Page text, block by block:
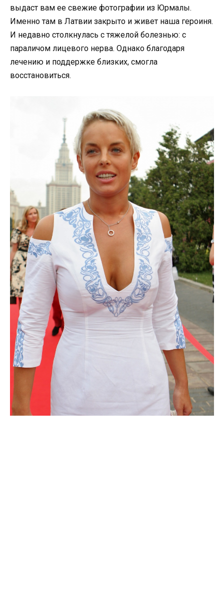
выдаст вам ее свежие фотографии из Юрмалы.
Именно там в Латвии закрыто и живет наша героиня.
И недавно столкнулась с тяжелой болезнью: с
параличом лицевого нерва. Однако благодаря
лечению и поддержке близких, смогла
восстановиться.